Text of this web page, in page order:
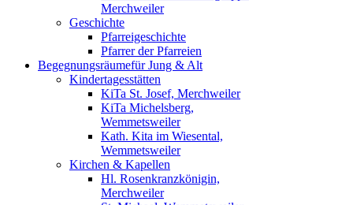
Merchweiler
Geschichte
Pfarreigeschichte
Pfarrer der Pfarreien
Begegnungsräumefür Jung & Alt
Kindertagesstätten
KiTa St. Josef, Merchweiler
KiTa Michelsberg,
Wemmetsweiler
Kath. Kita im Wiesental,
Wemmetsweiler
Kirchen & Kapellen
Hl. Rosenkranzkönigin,
Merchweiler